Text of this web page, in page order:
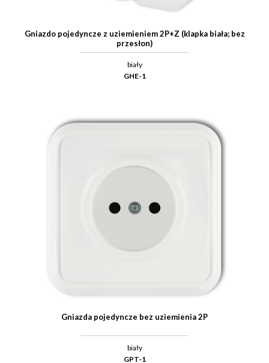
Gniazdo pojedyncze z uziemieniem 2P+Z (klapka biała; bez
przesłon)
biały
GHE-1
Gniazda pojedyncze bez uziemienia 2P
biały
GPT-1